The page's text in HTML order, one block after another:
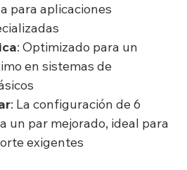
para aplicaciones
: Optimizado para un
en sistemas de
: La configuración de 6
un par mejorado, ideal para
exigentes